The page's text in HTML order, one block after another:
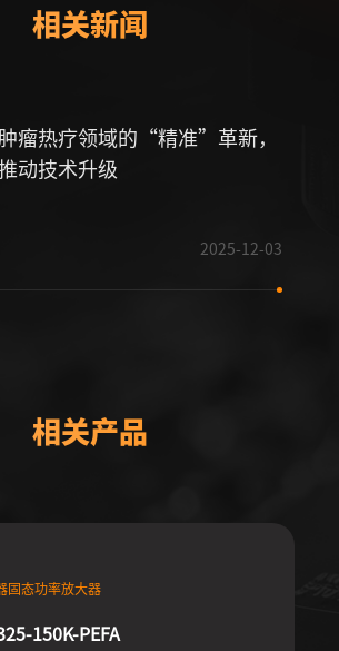
相关新闻
瘤热疗领域的“精准”革新，
动技术升级
2025-12-03
相关产品
固态功率放大器
150K-PEFA